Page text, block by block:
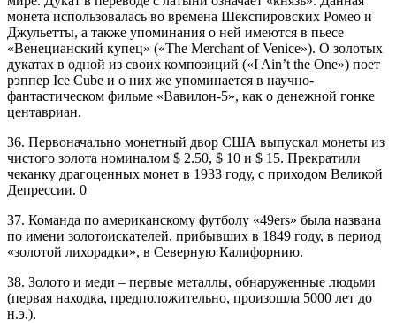
монета использовалась во времена Шекспировских Ромео и
Джульетты, а также упоминания о ней имеются в пьесе
«Венецианский купец» («The Merchant of Venice»). О золотых
дукатах в одной из своих композиций («I Ain’t the One») поет
рэппер Ice Cube и о них же упоминается в научно-
фантастическом фильме «Вавилон-5», как о денежной гонке
центавриан.
36. Первоначально монетный двор США выпускал монеты из
чистого золота номиналом $ 2.50, $ 10 и $ 15. Прекратили
чеканку драгоценных монет в 1933 году, с приходом Великой
Депрессии. 0
37. Команда по американскому футболу «49ers» была названа
по имени золотоискателей, прибывших в 1849 году, в период
«золотой лихорадки», в Северную Калифорнию.
38. Золото и меди – первые металлы, обнаруженные людьми
(первая находка, предположительно, произошла 5000 лет до
н.э.).